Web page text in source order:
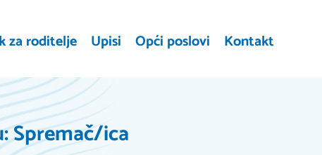
za roditelje Upisi Opći poslovi Kontakt
Spremač/ica